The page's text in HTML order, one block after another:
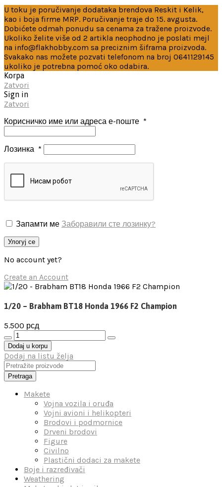
U toku je poručivanje dodataka brendova Reskit i Kelik,
kao i boja firme MRP. Poručivanje traje do 15. avgusta.
Dobićete odmah ponudu sa cenama za tražene proizvode.
Ukoliko želite više od 2 artikla neophodno je poslati mejl
na info@flakhobby.com sa preciznim šiframa proizvoda.
Svakako nas možete pozvati telefonom na broj 0641129145
ukoliko je potrebna pomoć oko odabira.
Korpa
Zatvori
Sign in
Zatvori
Корисничко име или адреса е-поште *
Лозинка *
Запамти ме Заборавили сте лозинку?
Улогуј се
No account yet?
Create an Account
1/20 – Brabham BT18 Honda 1966 F2 Champion
5.500 рсд
1/20
-
Brabham
BT18
Honda
1966
F2
Champion
количина
Dodaj u korpu
Dodaj na listu želja
Pretraga
Makete
Vojna vozila i oruđa
Vojni avioni i helikopteri
Brodovi i podmornice
Drveni brodovi
Figure
Civilno
Plastični dodaci za makete
Boje i razređivači
Weathering